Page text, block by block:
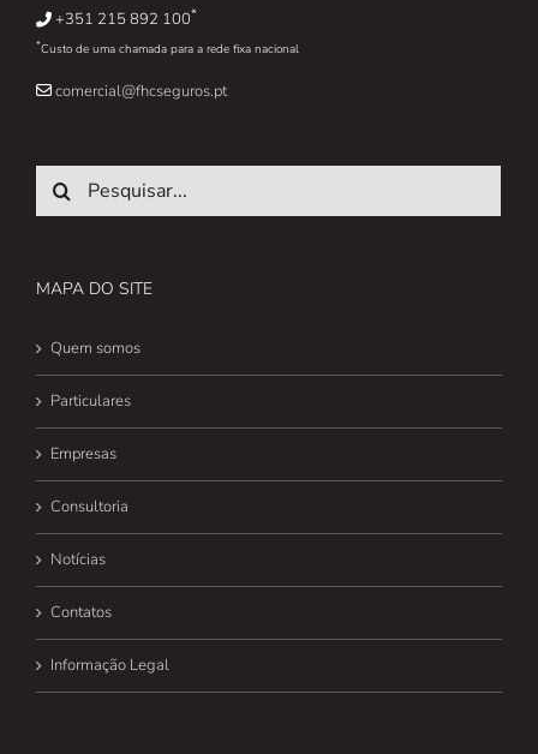
+351 215 892 100*
*Custo de uma chamada para a rede fixa nacional
comercial@fhcseguros.pt
MAPA DO SITE
Quem somos
Particulares
Empresas
Consultoria
Notícias
Contatos
Informação Legal